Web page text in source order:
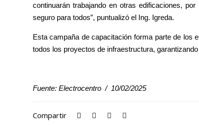
continuarán trabajando en otras edificaciones,
seguro para todos”, puntualizó el Ing. Igreda.
Esta campaña de capacitación forma parte de los
todos los proyectos de infraestructura,
Fuente: Electrocentro / 10/02/2025
Compartir